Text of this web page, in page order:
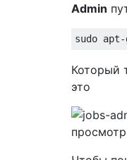
Admin
Который
это